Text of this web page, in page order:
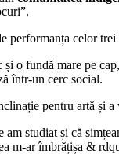
performanța celor
o fundă mare pe cap,
într-un cerc social.
pentru artă și
am studiat și că
m-ar îmbrățișa &